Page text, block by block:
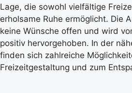
Lage, die sowohl vielfältige
erholsame Ruhe ermöglicht. Die
keine Wünsche offen und wird
positiv hervorgehoben. In der
finden sich zahlreiche
Freizeitgestaltung und zum